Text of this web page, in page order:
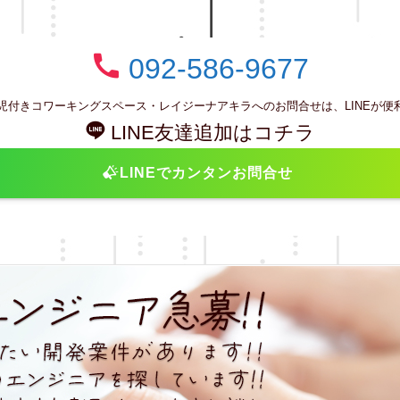
092-586-9677
付きコワーキングスペース・レイジーナアキラへのお問合せは、LINEが便
LINE友達追加はコチラ
LINEでカンタンお問合せ